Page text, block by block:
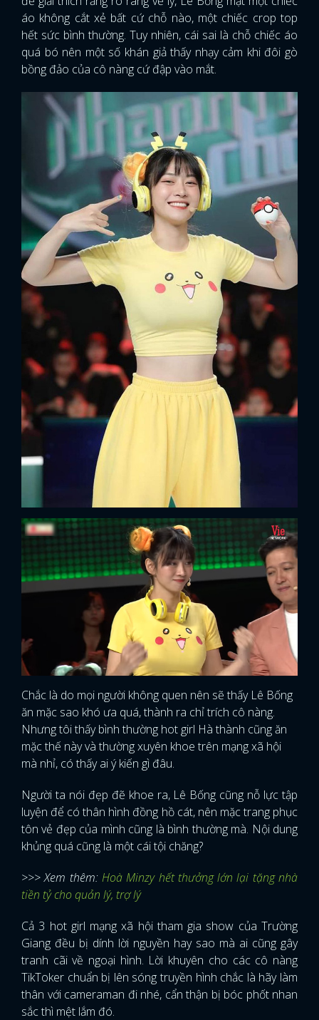
áo không cắt xẻ bất cứ chỗ nào, một chiếc crop top
hết sức bình thường. Tuy nhiên, cái sai là chỗ chiếc áo
quá bó nên một số khán giả thấy nhạy cảm khi đôi gò
bồng đảo của cô nàng cứ đập vào mắt.
Chắc là do mọi người không quen nên sẽ thấy Lê Bống
ăn mặc sao khó ưa quá, thành ra chỉ trích cô nàng.
Nhưng tôi thấy bình thường hot girl Hà thành cũng ăn
mặc thế này và thường xuyên khoe trên mạng xã hội
mà nhỉ, có thấy ai ý kiến gì đâu.
Người ta nói đẹp đẽ khoe ra, Lê Bống cũng nỗ lực tập
luyện để có thân hình đồng hồ cát, nên mặc trang phục
tôn vẻ đẹp của mình cũng là bình thường mà. Nội dung
khủng quá cũng là một cái tội chăng?
>>> Xem thêm: Hoà Minzy hết thưởng lớn lại tặng nhà
tiền tỷ cho quản lý, trợ lý
Cả 3 hot girl mạng xã hội tham gia show của Trường
Giang đều bị dính lời nguyền hay sao mà ai cũng gây
tranh cãi về ngoại hình. Lời khuyên cho các cô nàng
TikToker chuẩn bị lên sóng truyền hình chắc là hãy làm
thân với cameraman đi nhé, cẩn thận bị bóc phốt nhan
sắc thì mệt lắm đó.